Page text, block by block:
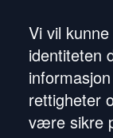
Vi vil
identiteten
rettigheter
være sikre